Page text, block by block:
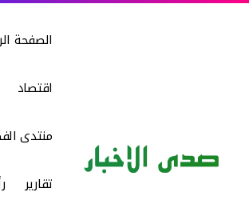
الصفحة
اقتصاد
منتدى
تقارير